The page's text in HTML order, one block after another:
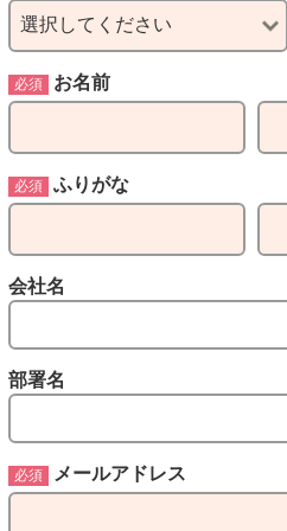
お名前
ふりがな
会社名
部署名
メールアドレス